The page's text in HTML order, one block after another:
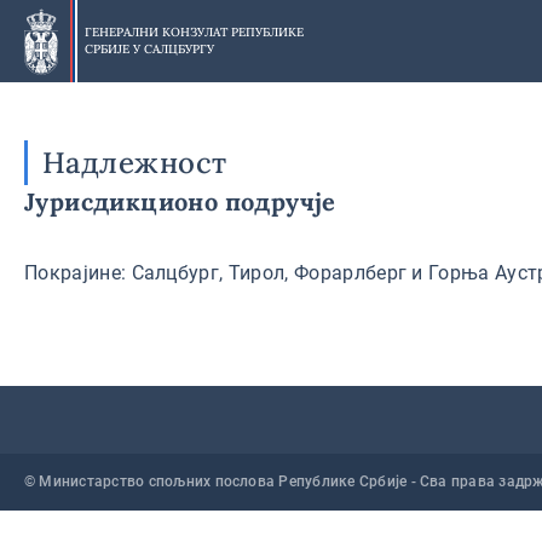
Прескочи
главни
део
ГЕНЕРАЛНИ КОНЗУЛАТ РЕПУБЛИКЕ
СРБИЈЕ У САЛЦБУРГУ
Надлежност
Јурисдикционо подручје
Покрајине: Салцбург, Тирол, Форарлберг и Горња
© Министарство спољних послова Републике Србије - Сва права